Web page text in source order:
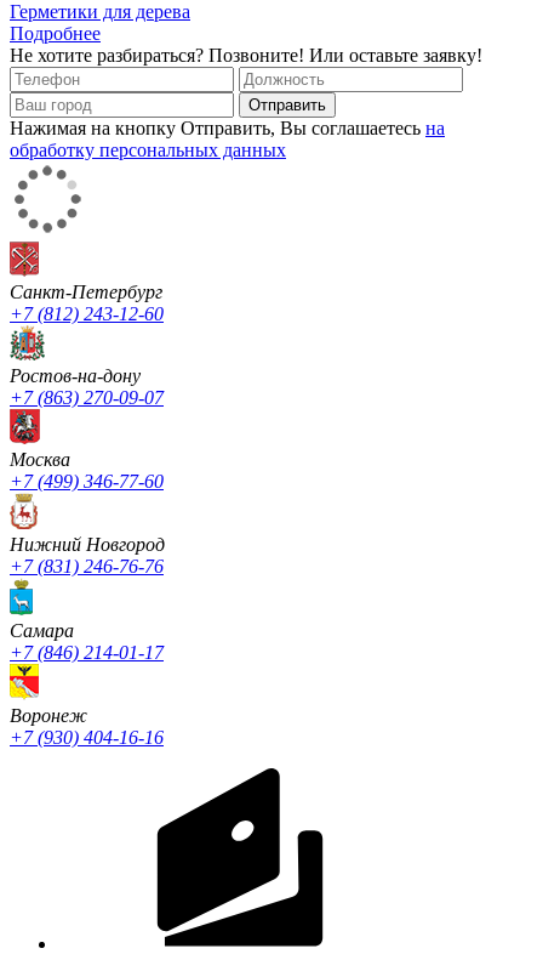
Герметики для дерева
Подробнее
Не хотите разбираться? Позвоните! Или оставьте заявку!
Нажимая на кнопку Отправить, Вы соглашаетесь на
обработку персональных данных
Санкт-Петербург
+7 (812) 243-12-60
Ростов-на-дону
+7 (863) 270-09-07
Москва
+7 (499) 346-77-60
Нижний Новгород
+7 (831) 246-76-76
Cамара
+7 (846) 214-01-17
Воронеж
+7 (930) 404-16-16